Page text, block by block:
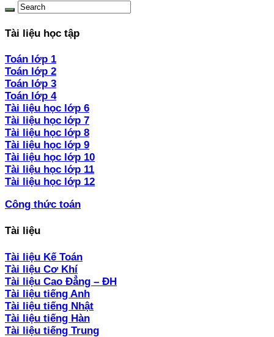
Tài liệu học tập
Toán lớp 1
Toán lớp 2
Toán lớp 3
Toán lớp 4
Tài liệu học lớp 6
Tài liệu học lớp 7
Tài liệu học lớp 8
Tài liệu học lớp 9
Tài liệu học lớp 10
Tài liệu học lớp 11
Tài liệu học lớp 12
Công thức toán
Tài liệu
Tài liệu Kế Toán
Tài liệu Cơ Khí
Tài liệu Cao Đẳng – ĐH
Tài liệu tiếng Anh
Tài liệu tiếng Nhật
Tài liệu tiếng Hàn
Tài liệu tiếng Trung